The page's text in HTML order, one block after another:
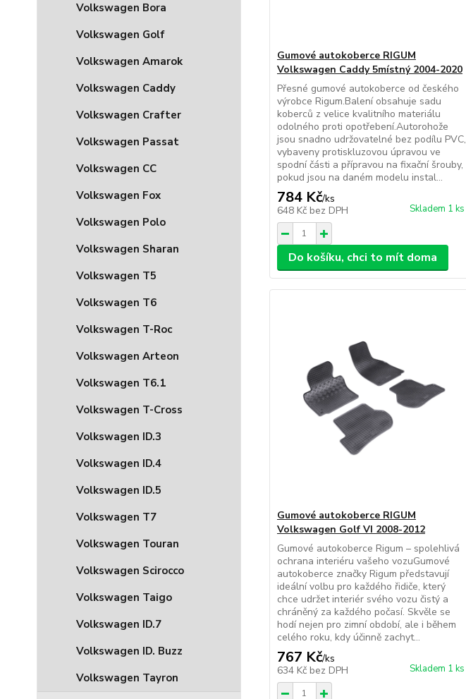
Volkswagen Bora
Volkswagen Golf
Volkswagen Amarok
Volkswagen Caddy
Volkswagen Crafter
Volkswagen Passat
Volkswagen CC
Volkswagen Fox
Volkswagen Polo
Volkswagen Sharan
Volkswagen T5
Volkswagen T6
Volkswagen T-Roc
Volkswagen Arteon
Volkswagen T6.1
Volkswagen T-Cross
Volkswagen ID.3
Volkswagen ID.4
Volkswagen ID.5
Volkswagen T7
Volkswagen Touran
Volkswagen Scirocco
Volkswagen Taigo
Volkswagen ID.7
Volkswagen ID. Buzz
Volkswagen Tayron
Gumové autokoberce RIGUM
Volkswagen Caddy 5místný 2004-2020
Přesné gumové autokoberce od českého
výrobce Rigum.Balení obsahuje sadu
koberců z velice kvalitního materiálu
odolného proti opotřebení.Autorohože
jsou snadno udržovatelné bez podílu PVC,
vybaveny protiskluzovou úpravou ve
spodní části a přípravou na fixační šrouby,
pokud jsou na daném modelu instal...
784 Kč/ks
648 Kč bez DPH Skladem 1 ks
Do košíku, chci to mít doma
Gumové autokoberce RIGUM
Volkswagen Golf VI 2008-2012
Gumové autokoberce Rigum – spolehlivá
ochrana interiéru vašeho vozuGumové
autokoberce značky Rigum představují
ideální volbu pro každého řidiče, který
chce udržet interiér svého vozu čistý a
chráněný za každého počasí. Skvěle se
hodí nejen pro zimní období, ale i během
celého roku, kdy účinně zachyt...
767 Kč/ks
634 Kč bez DPH Skladem 1 ks